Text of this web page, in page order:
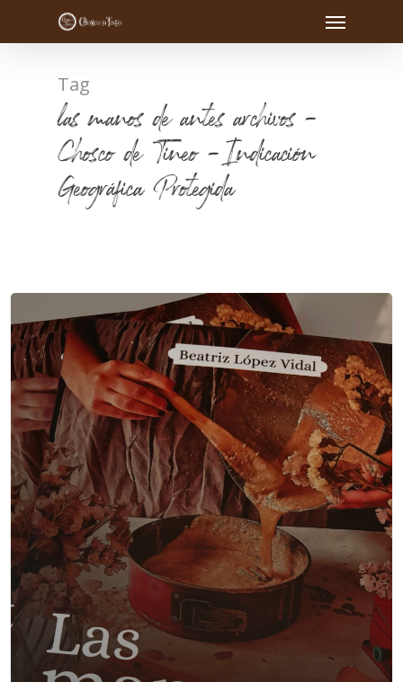
Tag
las manos de antes archivos -
Chosco de Tineo - Indicación
Geográfica Protegida